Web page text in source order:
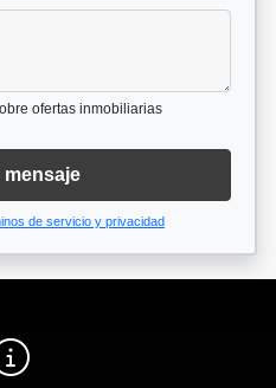
ofertas inmobiliarias
mensaje
de servicio y privacidad